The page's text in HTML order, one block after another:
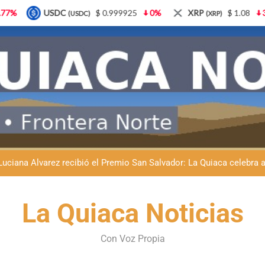
Natación inclusiva en La Quiaca: Celia Zenteno destacó el
La Quiaca defendió la soberanía nacional: el municipio
Luciana Álvarez recibió el Premio San Salvador: La Quiaca celebra
Día del Niño en La Quiaca: el municipio prepara una gran
La Quiaca defendió la soberanía nacional: el municipio
Luciana Álvarez recibió el Premio San Salvador: La Quiaca celebra
La Quiaca Noticias
Con Voz Propia
0% XRP (XRP) $ 1.08 3.87% Solana(SOL) $